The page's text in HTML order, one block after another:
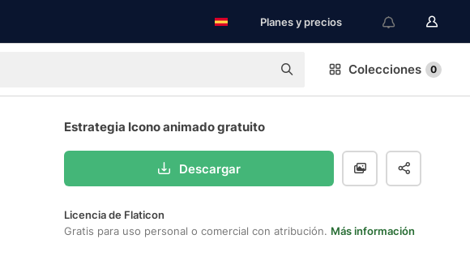
Planes y precios
Colecciones 0
Estrategia Icono animado gratuito
Descargar
Licencia de Flaticon
Gratis para uso personal o comercial con atribución. Más información